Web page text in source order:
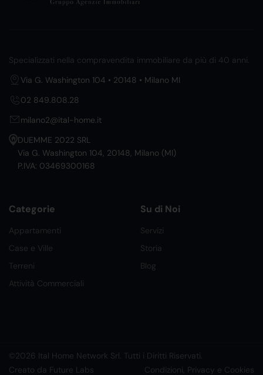
Specializzati nella compravendita immobiliare da più di 40 anni.
Via G. Washington 104 • 20148 • Milano MI
02 849.808.28
milano2@ital-home.it
DUEMME 2022 SRL
Via G. Washington 104, 20148, Milano (MI)
P.IVA: 03469300168
Categorie
Appartamenti
Case e Ville
Terreni
Attività Commerciali
Su di Noi
Servizi
Storia
Blog
©2026 Ital Home Network Srl. Tutti i Diritti Riservati.
Creato da Future Labs
Condizioni, Privacy e Cookies